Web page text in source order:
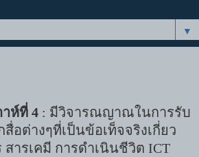
▼
าห์ที่ 4 : มีวิจารณญาณในการรับ
อต่างๆที่เป็นข้อเท็จจริงเกี่ยว
ารเคมี การดำเนินชีวิต ICT